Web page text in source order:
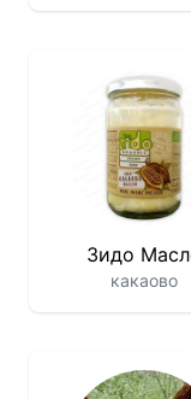
Зидо
какаово